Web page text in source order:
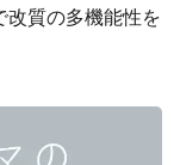
質の多機能性を